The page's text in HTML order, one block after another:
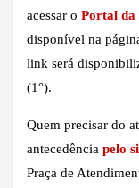
acessar o Portal da
disponível na
link será
(1°).
Quem precisar do
antecedência pelo
Praça de